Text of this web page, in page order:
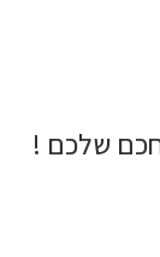
שלכם !